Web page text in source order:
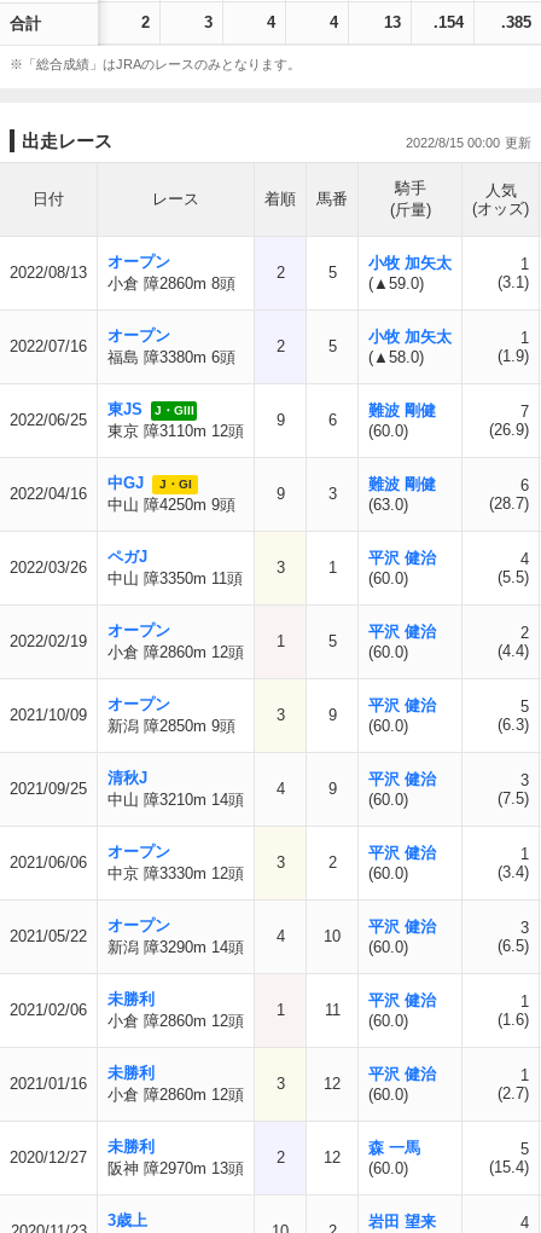
合計 2 3 4 4 13 .154 .385
※「総合成績」はJRAのレースのみとなります。
出走レース 2022/8/15 00:00
日付 レース 着順 馬番
騎手
(斤量)
人気
(オッズ)
2022/08/13
オープン
小倉 障2860m 8頭
2 5
小牧 加矢太
(▲59.0)
1
(3.1)
2022/07/16
オープン
福島 障3380m 6頭
2 5
小牧 加矢太
(▲58.0)
1
(1.9)
2022/06/25
東JS J・GIII
東京 障3110m 12頭
9 6
難波 剛健
(60.0)
7
(26.9)
2022/04/16
中GJ J・GI
中山 障4250m 9頭
9 3
難波 剛健
(63.0)
6
(28.7)
2022/03/26
ペガJ
中山 障3350m 11頭
3 1
平沢 健治
(60.0)
4
(5.5)
2022/02/19
オープン
小倉 障2860m 12頭
1 5
平沢 健治
(60.0)
2
(4.4)
2021/10/09
オープン
新潟 障2850m 9頭
3 9
平沢 健治
(60.0)
5
(6.3)
2021/09/25
清秋J
中山 障3210m 14頭
4 9
平沢 健治
(60.0)
3
(7.5)
2021/06/06
オープン
中京 障3330m 12頭
3 2
平沢 健治
(60.0)
1
(3.4)
2021/05/22
オープン
新潟 障3290m 14頭
4 10
平沢 健治
(60.0)
3
(6.5)
2021/02/06
未勝利
小倉 障2860m 12頭
1 11
平沢 健治
(60.0)
1
(1.6)
2021/01/16
未勝利
小倉 障2860m 12頭
3 12
平沢 健治
(60.0)
1
(2.7)
2020/12/27
未勝利
阪神 障2970m 13頭
2 12
森 一馬
(60.0)
5
(15.4)
3歳上 岩田 望来
4